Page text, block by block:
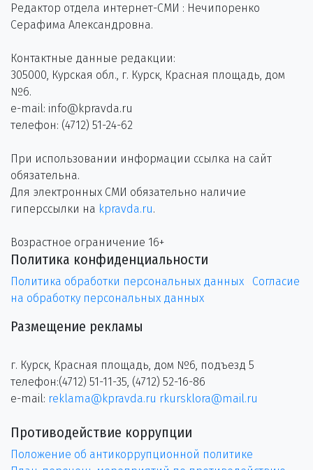
Редактор отдела интернет-СМИ : Нечипоренко
Серафима Александровна.
Контактные данные редакции:
305000, Курская обл., г. Курск, Красная площадь, дом
№6.
e-mail: info@kpravda.ru
телефон: (4712) 51-24-62
При использовании информации ссылка на сайт
обязательна.
Для электронных СМИ обязательно наличие
гиперссылки на kpravda.ru.
Возрастное ограничение 16+
Политика конфиденциальности
Политика обработки персональных данных
Согласие
на обработку персональных данных
Размещение рекламы
г. Курск, Красная площадь, дом №6, подъезд 5
телефон:(4712) 51-11-35, (4712) 52-16-86
e-mail: reklama@kpravda.ru rkursklora@mail.ru
Противодействие коррупции
Положение об антикоррупционной политике